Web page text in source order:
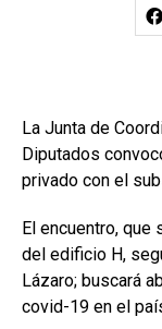
La Junta de
Diputados
privado con el
El encuentro, que
del edificio H,
Lázaro; buscará
covid-19 en el